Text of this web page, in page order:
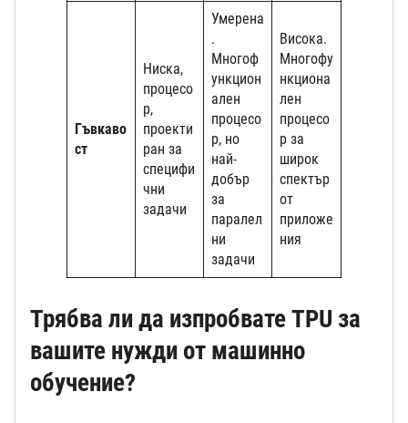
Гъвкаво
ст
Ниска,
процесо
р,
проекти
ран за
специфи
чни
задачи
Умерена
.
Многоф
ункцион
ален
процесо
р, но
най-
добър
за
паралел
ни
задачи
Висока.
Многофу
нкциона
лен
процесо
р за
широк
спектър
от
приложе
ния
Трябва ли да изпробвате TPU за
вашите нужди от машинно
обучение?